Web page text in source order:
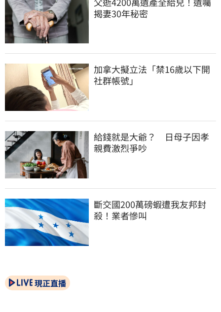
揭妻30年秘密
加拿大擬立法「禁16歲以下開
社群帳號」
給錢就是大爺？　日母子因孝
親費激烈爭吵
斷交國200萬磅蝦遭我友邦封
殺！業者慘叫
現正直播